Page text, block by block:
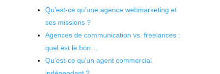
Qu’est-ce qu’une agence webmarketing et
ses missions ?
Agences de communication vs. freelances :
quel est le bon…
Qu’est-ce qu’un agent commercial